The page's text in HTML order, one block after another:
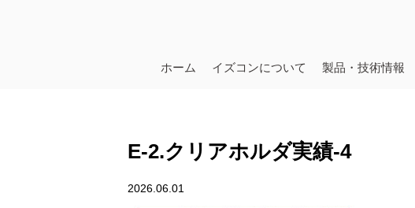
ホーム イズコンについて 製品・技術情報
E-2.クリアホルダ実績-4
2026.06.01